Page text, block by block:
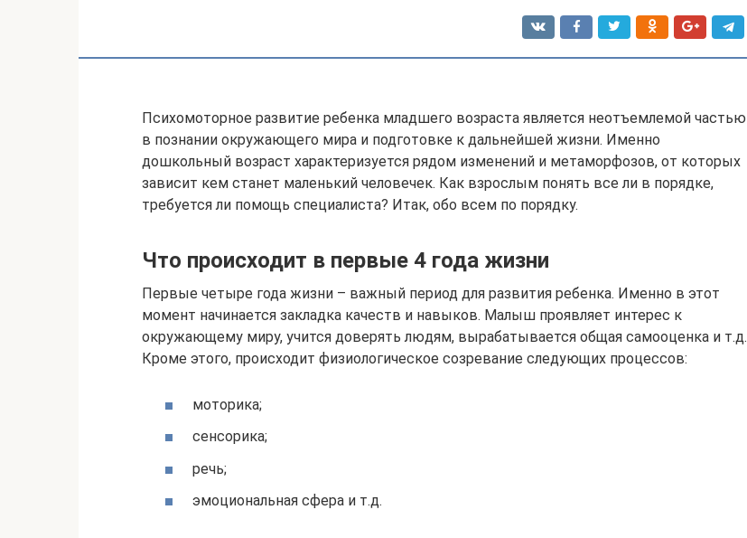
Психомоторное развитие ребенка младшего возраста является неотъемлемой частью
в познании окружающего мира и подготовке к дальнейшей жизни. Именно
дошкольный возраст характеризуется рядом изменений и метаморфозов, от которых
зависит кем станет маленький человечек. Как взрослым понять все ли в порядке,
требуется ли помощь специалиста? Итак, обо всем по порядку.
Что происходит в первые 4 года жизни
Первые четыре года жизни – важный период для развития ребенка. Именно в этот
момент начинается закладка качеств и навыков. Малыш проявляет интерес к
окружающему миру, учится доверять людям, вырабатывается общая самооценка и т.д.
Кроме этого, происходит физиологическое созревание следующих процессов:
моторика;
сенсорика;
речь;
эмоциональная сфера и т.д.